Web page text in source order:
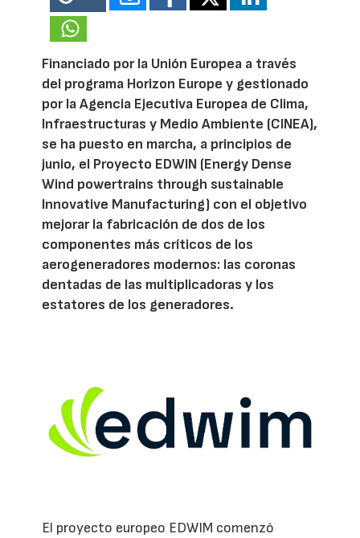
Financiado por la Unión Europea a través
del programa Horizon Europe y gestionado
por la Agencia Ejecutiva Europea de Clima,
Infraestructuras y Medio Ambiente (CINEA),
se ha puesto en marcha, a principios de
junio, el Proyecto EDWIN (Energy Dense
Wind powertrains through sustainable
Innovative Manufacturing) con el objetivo
mejorar la fabricación de dos de los
componentes más críticos de los
aerogeneradores modernos: las coronas
dentadas de las multiplicadoras y los
estatores de los generadores.
El proyecto europeo EDWIM comenzó